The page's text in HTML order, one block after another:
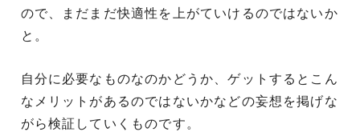
ので、まだまだ快適性を上がていけるのではないか
と。
自分に必要なものなのかどうか、ゲットするとこん
なメリットがあるのではないかなどの妄想を掲げな
がら検証していくものです。